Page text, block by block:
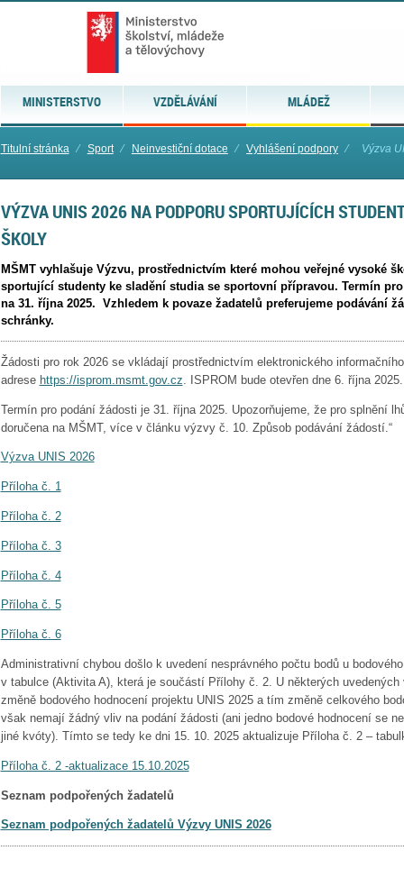
MINISTERSTVO VZDĚLÁVÁNÍ MLÁDEŽ
Titulní stránka ⁄ Sport ⁄ Neinvestiční dotace ⁄ Vyhlášení podpory ⁄ Výzva
VÝZVA UNIS 2026 NA PODPORU SPORTUJÍCÍCH
ŠKOLY
MŠMT vyhlašuje Výzvu, prostřednictvím které mohou veřejné vysoké
sportující studenty ke sladění studia se sportovní přípravou. Termín
na 31. října 2025. Vzhledem k povaze žadatelů preferujeme podávání
schránky.
Žádosti pro rok 2026 se vkládají prostřednictvím elektronického
adrese https://isprom.msmt.gov.cz . ISPROM bude otevřen dne 6. října 2025.
Termín pro podání žádosti je 31. října 2025. Upozorňujeme, že pro splnění
doručena na MŠMT, více v článku výzvy č. 10. Způsob podávání žádostí.“
Výzva UNIS 2026
Příloha č. 1
Příloha č. 2
Příloha č. 3
Příloha č. 4
Příloha č. 5
Příloha č. 6
Administrativní chybou došlo k uvedení nesprávného počtu bodů u
v tabulce (Aktivita A), která je součástí Přílohy č. 2. U některých
změně bodového hodnocení projektu UNIS 2025 a tím změně celkového
však nemají žádný vliv na podání žádosti (ani jedno bodové hodnocení se
jiné kvóty). Tímto se tedy ke dni 15. 10. 2025 aktualizuje Příloha č. 2 –
Příloha č. 2 -aktualizace 15.10.2025
Seznam podpořených žadatelů
Seznam podpořených žadatelů Výzvy UNIS 2026